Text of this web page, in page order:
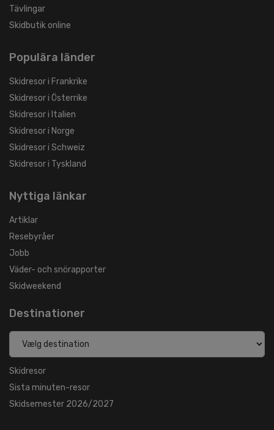
Tävlingar
Skidbutik online
Populära länder
Skidresor i Frankrike
Skidresor i Österrike
Skidresor i Italien
Skidresor i Norge
Skidresor i Schweiz
Skidresor i Tyskland
Nyttiga länkar
Artiklar
Resebyråer
Jobb
Väder- och snörapporter
Skidweekend
Destinationer
Skidresor
Sista minuten-resor
Skidsemester 2026/2027